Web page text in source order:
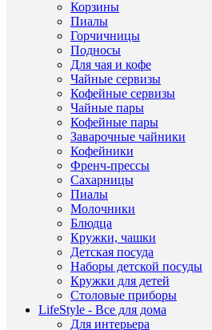
Корзины
Пиалы
Горчичницы
Подносы
Для чая и кофе
Чайные сервизы
Кофейные сервизы
Чайные пары
Кофейные пары
Заварочные чайники
Кофейники
Френч-прессы
Сахарницы
Пиалы
Молочники
Блюдца
Кружки, чашки
Детская посуда
Наборы детской посуды
Кружки для детей
Столовые приборы
LifeStyle - Все для дома
Для интерьера